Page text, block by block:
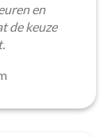
en
de keuze